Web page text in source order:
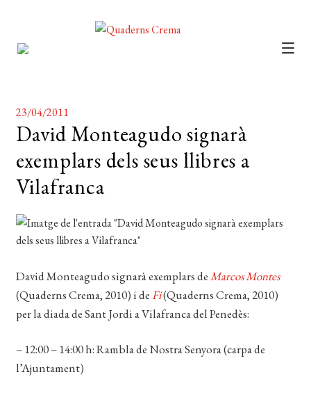
NOTÍCIES
L’EDITORIAL
DISTRIBUCIÓ
EL MEU COMPTE
CERCAR
WISHLIST
23/04/2011
David Monteagudo signarà
exemplars dels seus llibres a
Vilafranca
David Monteagudo signarà exemplars deMarcos Montes
(Quaderns Crema, 2010) i deFi(Quaderns Crema, 2010)
per la diada de Sant Jordi a Vilafranca del Penedès:
– 12:00 – 14:00 h: Rambla de Nostra Senyora (carpa de
l’Ajuntament)